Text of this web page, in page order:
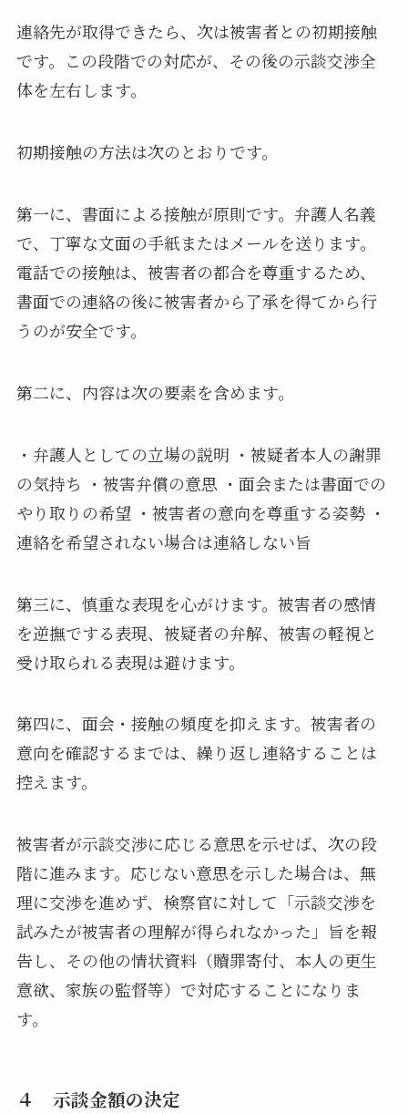
連絡先が取得できたら、次は被害者との初期接触
です。この段階での対応が、その後の示談交渉全
体を左右します。
初期接触の方法は次のとおりです。
第一に、書面による接触が原則です。弁護人名義
で、丁寧な文面の手紙またはメールを送ります。
電話での接触は、被害者の都合を尊重するため、
書面での連絡の後に被害者から了承を得てから行
うのが安全です。
第二に、内容は次の要素を含めます。
・弁護人としての立場の説明 ・被疑者本人の謝罪
の気持ち ・被害弁償の意思 ・面会または書面での
やり取りの希望 ・被害者の意向を尊重する姿勢 ・
連絡を希望されない場合は連絡しない旨
第三に、慎重な表現を心がけます。被害者の感情
を逆撫でする表現、被疑者の弁解、被害の軽視と
受け取られる表現は避けます。
第四に、面会・接触の頻度を抑えます。被害者の
意向を確認するまでは、繰り返し連絡することは
控えます。
被害者が示談交渉に応じる意思を示せば、次の段
階に進みます。応じない意思を示した場合は、無
理に交渉を進めず、検察官に対して「示談交渉を
試みたが被害者の理解が得られなかった」旨を報
告し、その他の情状資料（贖罪寄付、本人の更生
意欲、家族の監督等）で対応することになりま
す。
４ 示談金額の決定